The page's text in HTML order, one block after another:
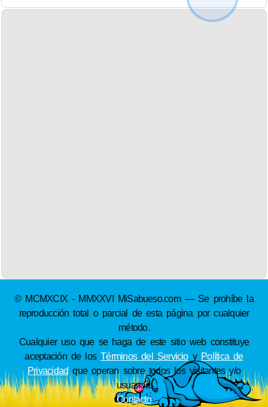
© MCMXCIX - MMXXVI MiSabueso.com — Se prohíbe la
reproducción total o parcial de esta página por cualquier
método.
Cualquier uso que se haga de este sitio web constituye
aceptación de losTérminos del Servicioy Política de
Privacidad que operan sobre todos los visitantes y/o
usuarios.
Contacto